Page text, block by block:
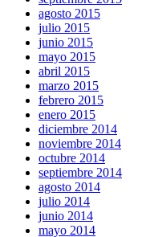
agosto 2015
julio 2015
junio 2015
mayo 2015
abril 2015
marzo 2015
febrero 2015
enero 2015
diciembre 2014
noviembre 2014
octubre 2014
septiembre 2014
agosto 2014
julio 2014
junio 2014
mayo 2014